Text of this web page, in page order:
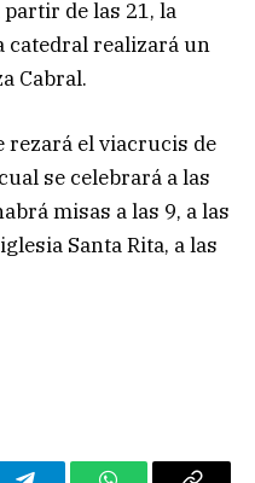
de las 21, la
catedral realizará un
Cabral.
rezará el viacrucis de
se celebrará a las
misas a las 9, a las
Santa Rita, a las